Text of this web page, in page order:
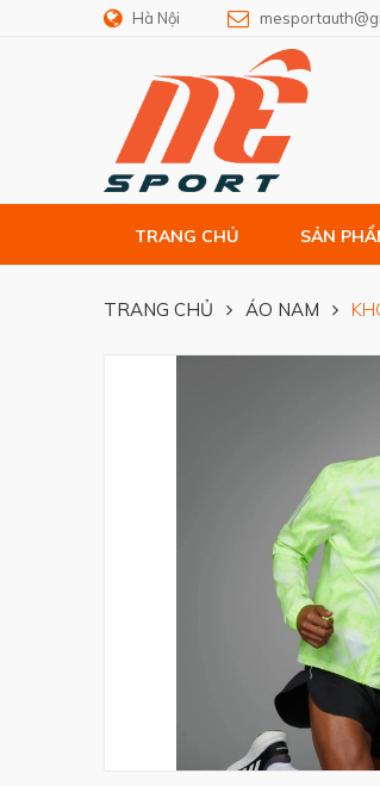
Hà Nội
TRANG CHỦ SẢN
TRANG CHỦ ÁO NAM